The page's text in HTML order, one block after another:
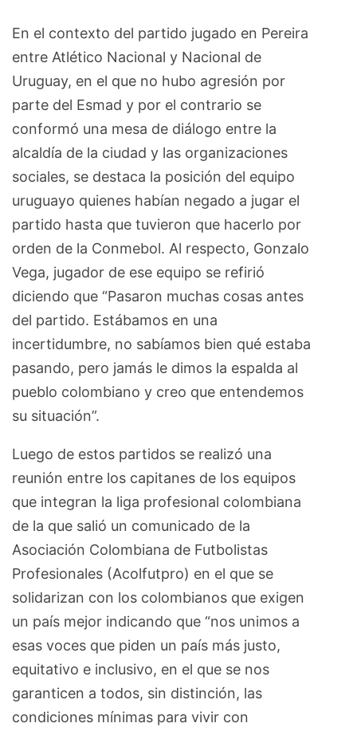
En el contexto del partido jugado en Pereira
entre Atlético Nacional y Nacional de
Uruguay, en el que no hubo agresión por
parte del Esmad y por el contrario se
conformó una mesa de diálogo entre la
alcaldía de la ciudad y las organizaciones
sociales, se destaca la posición del equipo
uruguayo quienes habían negado a jugar el
partido hasta que tuvieron que hacerlo por
orden de la Conmebol. Al respecto, Gonzalo
Vega, jugador de ese equipo se refirió
diciendo que “Pasaron muchas cosas antes
del partido. Estábamos en una
incertidumbre, no sabíamos bien qué estaba
pasando, pero jamás le dimos la espalda al
pueblo colombiano y creo que entendemos
su situación”.
Luego de estos partidos se realizó una
reunión entre los capitanes de los equipos
que integran la liga profesional colombiana
de la que salió un comunicado de la
Asociación Colombiana de Futbolistas
Profesionales (Acolfutpro) en el que se
solidarizan con los colombianos que exigen
un país mejor indicando que “nos unimos a
esas voces que piden un país más justo,
equitativo e inclusivo, en el que se nos
garanticen a todos, sin distinción, las
condiciones mínimas para vivir con